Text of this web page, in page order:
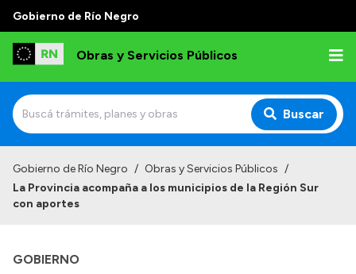
Gobierno de Río Negro
Obras y Servicios Públicos
Buscar
Institucional
Autoridades
Gobierno de Río Negro / Obras y Servicios Públicos /
La Provincia acompaña a los municipios de la Región Sur
con aportes
GOBIERNO